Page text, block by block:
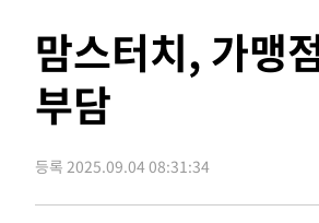
-28689초 전 >강릉에 시간당 81.4㎜ 물폭
-24796초 전 >
-22506초 전 >
-19416초 전 >여수 오동도 해상서 모터보트
-15643초 전 >극한폭염 한풀 꺾이지만…'낮
맘스터치, 가맹
부담
등록 2025.09.04 08:31:34